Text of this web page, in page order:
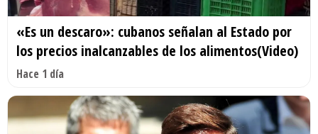
«Es un descaro»: cubanos señalan al Estado por
los precios inalcanzables de los alimentos(Video)
Hace 1 día